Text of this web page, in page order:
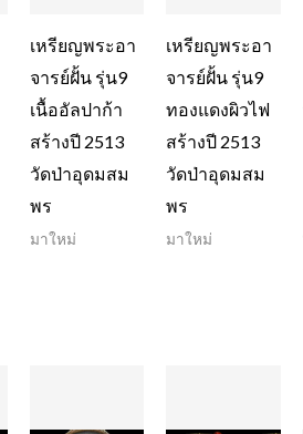
เหรียญพระอา
จารย์ฝั้น รุ่น9
เนื้ออัลปาก้า
สร้างปี 2513
วัดป่าอุดมสม
พร
มาใหม่
เหรียญพระอา
จารย์ฝั้น รุ่น9
ทองแดงผิวไฟ
สร้างปี 2513
วัดป่าอุดมสม
พร
มาใหม่